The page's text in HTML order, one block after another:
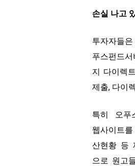
손실 나고
투자자들
푸스펀드
지 다이렉
제출, 다이
특히 오푸
웹사이트
산현황 등
으로 원고